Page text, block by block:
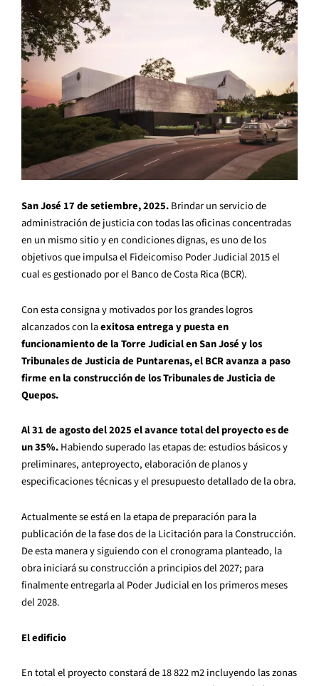
San José 17 de setiembre, 2025.Brindar un servicio de
administración de justicia con todas las oficinas concentradas
en un mismo sitio y en condiciones dignas, es uno de los
objetivos que impulsa el Fideicomiso Poder Judicial 2015 el
cual es gestionado por el Banco de Costa Rica (BCR).
Con esta consigna y motivados por los grandes logros
alcanzados con laexitosa entrega y puesta en
funcionamiento de la Torre Judicial en San José y los
Tribunales de Justicia de Puntarenas, el BCR avanza a paso
firme en la construcción de los Tribunales de Justicia de
Quepos.
Al 31 de agosto del 2025 el avance total del proyecto es de
un 35%.Habiendo superado las etapas de: estudios básicos y
preliminares, anteproyecto, elaboración de planos y
especificaciones técnicas y el presupuesto detallado de la obra.
Actualmente se está en la etapa de preparación para la
publicación de la fase dos de la Licitación para la Construcción.
De esta manera y siguiendo con el cronograma planteado, la
obra iniciará su construcción a principios del 2027; para
finalmente entregarla al Poder Judicial en los primeros meses
del 2028.
El edificio
En total el proyecto constará de 18 822 m2 incluyendo las zonas